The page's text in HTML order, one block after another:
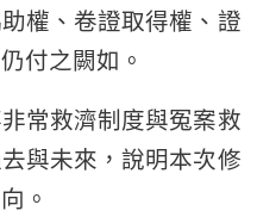
權、卷證取得權、證
付之闕如。
常救濟制度與冤案救
與未來，說明本次修
。